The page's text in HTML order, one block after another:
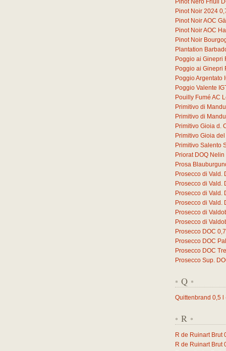
Pinot Nero Friuli
Pinot Noir 2024
Pinot Noir AOC
Pinot Noir AOC
Pinot Noir
Plantation
Poggio ai Ginepri
Poggio ai Ginepri
Poggio Argentato
Poggio Valente
Pouilly Fumé AC
Primitivo di
Primitivo di
Primitivo Gioia d.
Primitivo Gioia
Primitivo Salento
Priorat DOQ
Prosa
Prosecco di Vald.
Prosecco di Vald.
Prosecco di Vald.
Prosecco di Vald.
Prosecco di
Prosecco di
Prosecco DOC
Prosecco DOC
Prosecco DOC
Prosecco Sup.
* Q *
Quittenbrand 0,5
* R *
R de Ruinart Brut
R de Ruinart Brut